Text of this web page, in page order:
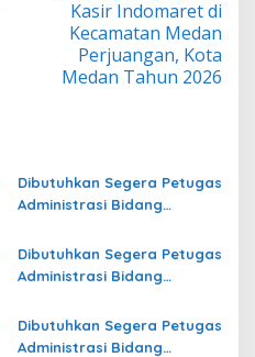
Kasir Indomaret di
Kecamatan Medan
Perjuangan, Kota
Medan Tahun 2026
Dibutuhkan Segera Petugas
Administrasi Bidang
di Lahat Terbaru
Dibutuhkan Segera Petugas
Administrasi Bidang
di Halmahera Utara
Terbaru
Dibutuhkan Segera Petugas
Administrasi Bidang